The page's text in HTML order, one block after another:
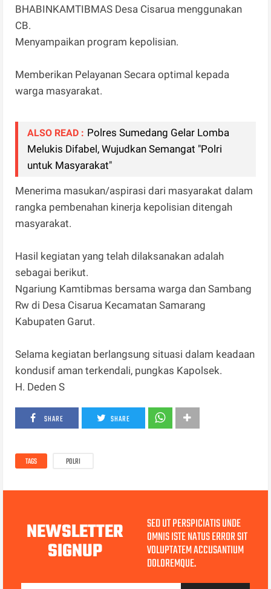
BHABINKAMTIBMAS Desa Cisarua menggunakan
CB.
Menyampaikan program kepolisian.
Memberikan Pelayanan Secara optimal kepada
warga masyarakat.
ALSO READ : Polres Sumedang Gelar Lomba
Melukis Difabel, Wujudkan Semangat "Polri
untuk Masyarakat"
Menerima masukan/aspirasi dari masyarakat dalam
rangka pembenahan kinerja kepolisian ditengah
masyarakat.
Hasil kegiatan yang telah dilaksanakan adalah
sebagai berikut.
Ngariung Kamtibmas bersama warga dan Sambang
Rw di Desa Cisarua Kecamatan Samarang
Kabupaten Garut.
Selama kegiatan berlangsung situasi dalam keadaan
kondusif aman terkendali, pungkas Kapolsek.
H. Deden S
SHARE SHARE
TAGS POLRI
NEWSLETTER
SIGNUP
SED UT PERSPICIATIS UNDE
OMNIS ISTE NATUS ERROR SIT
VOLUPTATEM ACCUSANTIUM
DOLOREMQUE.